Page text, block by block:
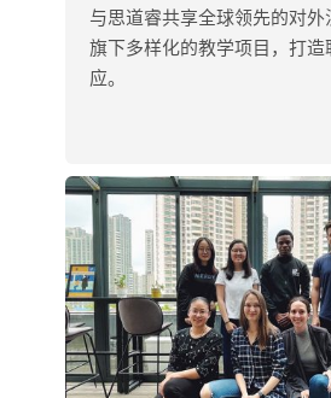
与思道睿共享全球领先的对
旗下多样化的教学项目，打
应。